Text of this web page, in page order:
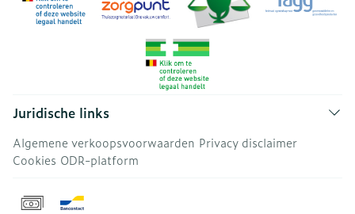
Juridische links
Algemene verkoopsvoorwaarden Privacy disclaimer
Cookies ODR-platform